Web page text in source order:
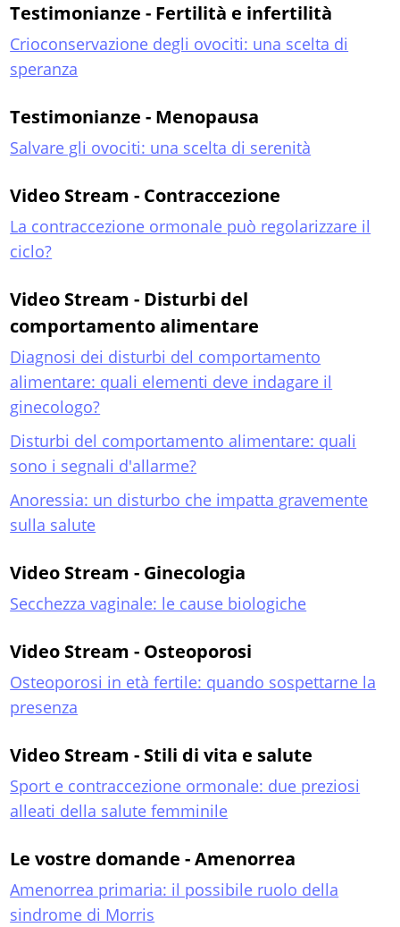
Testimonianze - Fertilità e infertilità
Crioconservazione degli ovociti: una scelta di
speranza
Testimonianze - Menopausa
Salvare gli ovociti: una scelta di serenità
Video Stream - Contraccezione
La contraccezione ormonale può regolarizzare il
ciclo?
Video Stream - Disturbi del
comportamento alimentare
Diagnosi dei disturbi del comportamento
alimentare: quali elementi deve indagare il
ginecologo?
Disturbi del comportamento alimentare: quali
sono i segnali d'allarme?
Anoressia: un disturbo che impatta gravemente
sulla salute
Video Stream - Ginecologia
Secchezza vaginale: le cause biologiche
Video Stream - Osteoporosi
Osteoporosi in età fertile: quando sospettarne la
presenza
Video Stream - Stili di vita e salute
Sport e contraccezione ormonale: due preziosi
alleati della salute femminile
Le vostre domande - Amenorrea
Amenorrea primaria: il possibile ruolo della
sindrome di Morris